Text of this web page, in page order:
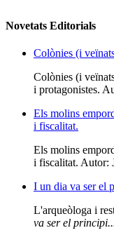
Novetats Editorials
Colònies (i
Colònies (i
i protagonistes.
Els molins
i fiscalitat.
Els molins
i fiscalitat. Autor:
I un dia va ser el
L'arqueòloga i
va ser el